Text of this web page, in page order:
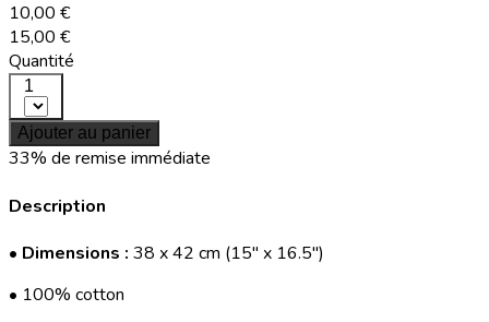
10,00 €
15,00 €
Quantité
1
Ajouter au panier
33% de remise immédiate
Description
• Dimensions : 38 x 42 cm (15" x 16.5")
• 100% cotton